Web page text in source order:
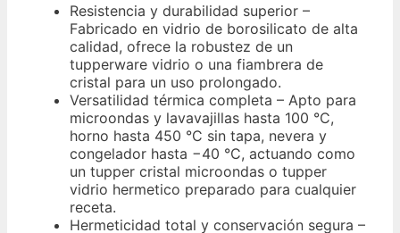
Resistencia y durabilidad superior –
Fabricado en vidrio de borosilicato de alta
calidad, ofrece la robustez de un
tupperware vidrio o una fiambrera de
cristal para un uso prolongado.
Versatilidad térmica completa – Apto para
microondas y lavavajillas hasta 100 °C,
horno hasta 450 °C sin tapa, nevera y
congelador hasta −40 °C, actuando como
un tupper cristal microondas o tupper
vidrio hermetico preparado para cualquier
receta.
Hermeticidad total y conservación segura –